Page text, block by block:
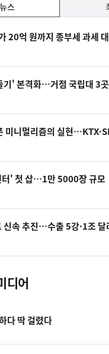
스
20억 원까지 종부세 과세
기' 본격화…거점 국립대 3
미니멀리즘의 실현
터' 첫 삽…1만 5000장 규모
신속 추진…수출 5강·1조 달
디어
다 딱 걸렸다